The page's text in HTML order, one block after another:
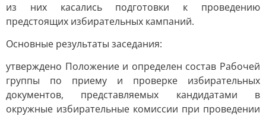
из них касались подготовки к проведению
предстоящих избирательных кампаний.
Основные результаты заседания:
утверждено Положение и определен состав Рабочей
группы по приему и проверке избирательных
документов, представляемых кандидатами в
окружные избирательные комиссии при проведении